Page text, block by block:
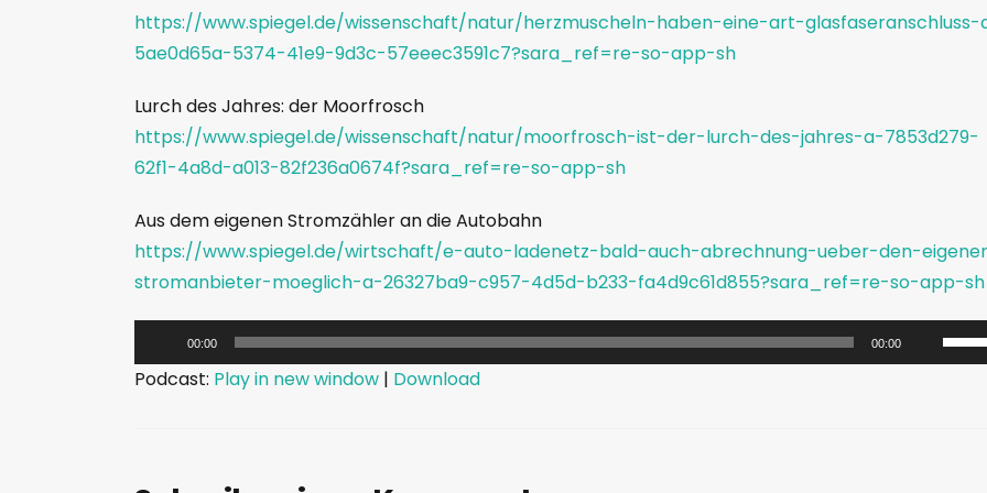
https://www.spiegel.de/wissenschaft/natur/herzmuscheln-haben-eine-art-glasfaseranschluss-
5ae0d65a-5374-41e9-9d3c-57eeec3591c7?sara_ref=re-so-app-sh
Lurch des Jahres: der Moorfrosch
https://www.spiegel.de/wissenschaft/natur/moorfrosch-ist-der-lurch-des-jahres-a-7853d279-
62f1-4a8d-a013-82f236a0674f?sara_ref=re-so-app-sh
Aus dem eigenen Stromzähler an die Autobahn
https://www.spiegel.de/wirtschaft/e-auto-ladenetz-bald-auch-abrechnung-ueber-den-
stromanbieter-moeglich-a-26327ba9-c957-4d5d-b233-fa4d9c61d855?sara_ref=re-so-app-sh
u
-
00:00 00:00
P
f
Podcast: Play in new window | Download